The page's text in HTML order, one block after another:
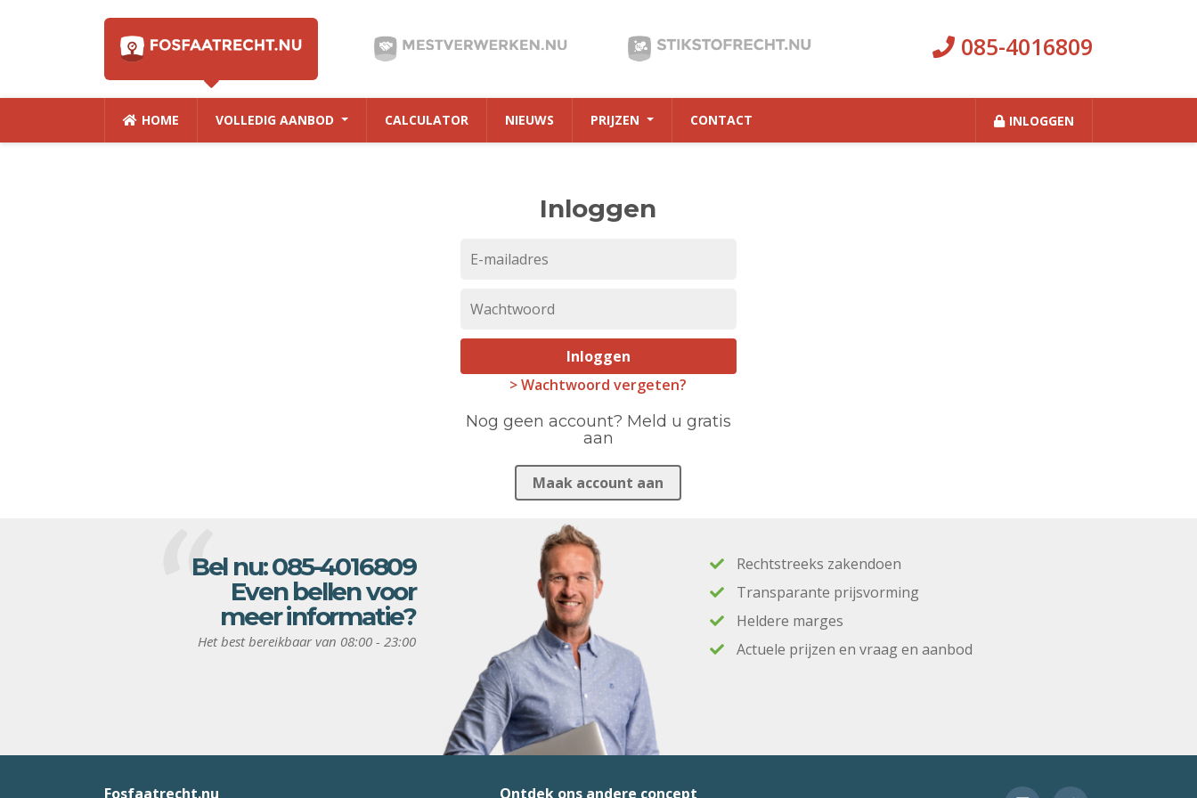
085-4016809
HOME VOLLEDIG AANBOD CALCULATOR NIEUWS PRIJZEN CONTACT INLOGGEN
Inloggen
Inloggen
> Wachtwoord vergeten?
Nog geen account? Meld u gratis
aan
Maak account aan
Bel nu:085-4016809
Even bellen voor
meer informatie?
Het best bereikbaar van 08:00 - 23:00
Rechtstreeks zakendoen
Transparante prijsvorming
Heldere marges
Actuele prijzen en vraag en aanbod
Fosfaatrecht.nu Ontdek ons andere concept